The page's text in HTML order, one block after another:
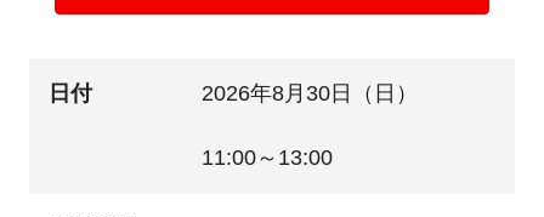
日付 2026年8月30日（日）
11:00～13:00